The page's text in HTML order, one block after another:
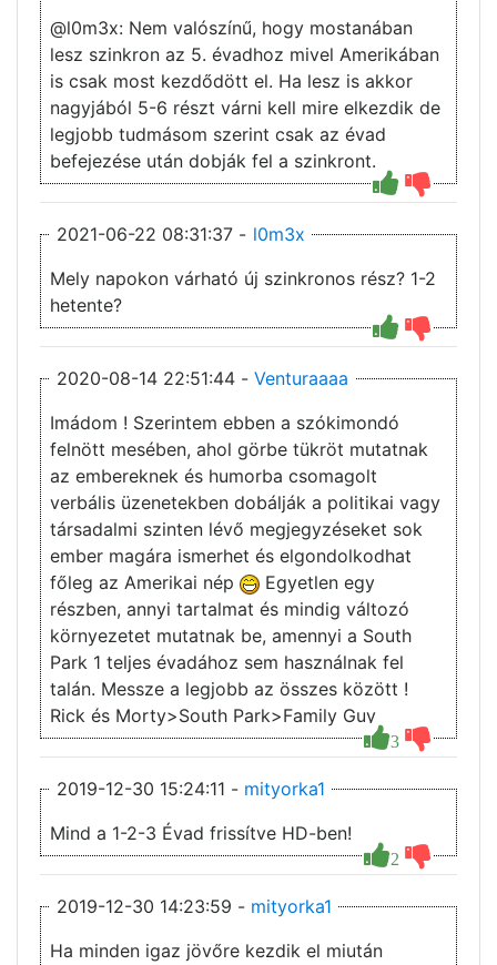
@l0m3x: Nem valószínű, hogy mostanában
lesz szinkron az 5. évadhoz mivel Amerikában
is csak most kezdődött el. Ha lesz is akkor
nagyjából 5-6 részt várni kell mire elkezdik de
legjobb tudmásom szerint csak az évad
befejezése után dobják fel a szinkront.
2021-06-22 08:31:37 - l0m3x
Mely napokon várható új szinkronos rész? 1-2
hetente?
2020-08-14 22:51:44 - Venturaaaa
3
Imádom ! Szerintem ebben a szókimondó
felnött mesében, ahol görbe tükröt mutatnak
az embereknek és humorba csomagolt
verbális üzenetekben dobálják a politikai vagy
társadalmi szinten lévő megjegyzéseket sok
ember magára ismerhet és elgondolkodhat
főleg az Amerikai nép
Egyetlen egy
részben, annyi tartalmat és mindig változó
környezetet mutatnak be, amennyi a South
Park 1 teljes évadához sem használnak fel
talán. Messze a legjobb az összes között !
Rick és Morty>South Park>Family Guy
2019-12-30 15:24:11 - mityorka1
2
Mind a 1-2-3 Évad frissítve HD-ben!
2019-12-30 14:23:59 - mityorka1
Ha minden igaz jövőre kezdik el miután